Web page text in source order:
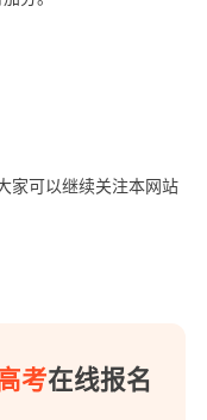
家可以继续关注本网站
考在线报名